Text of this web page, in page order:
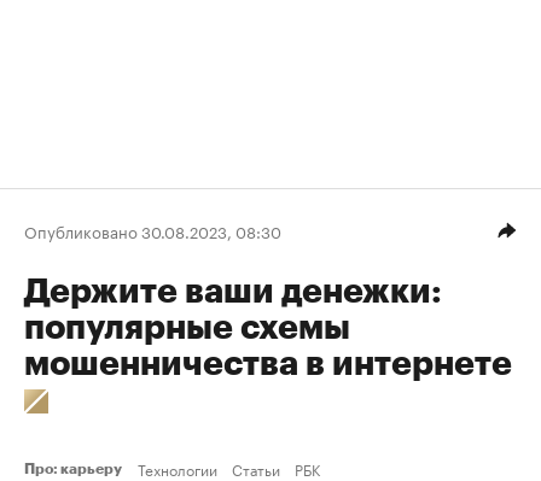
Опубликовано 30.08.2023, 08:30
Держите ваши денежки:
популярные схемы
мошенничества в интернете
Про: карьеру Технологии Статьи РБК